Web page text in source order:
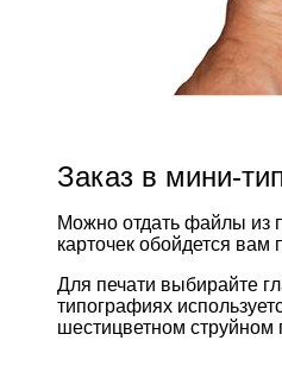
Заказ в мини-
Можно отдать файлы из
карточек обойдется
Для печати выбирайте
типографиях
шестицветном